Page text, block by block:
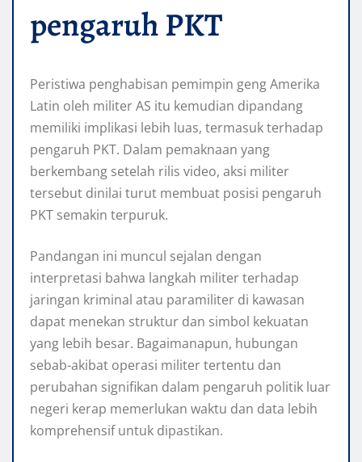
pengaruh PKT
Peristiwa penghabisan pemimpin geng Amerika
Latin oleh militer AS itu kemudian dipandang
memiliki implikasi lebih luas, termasuk terhadap
pengaruh PKT. Dalam pemaknaan yang
berkembang setelah rilis video, aksi militer
tersebut dinilai turut membuat posisi pengaruh
PKT semakin terpuruk.
Pandangan ini muncul sejalan dengan
interpretasi bahwa langkah militer terhadap
jaringan kriminal atau paramiliter di kawasan
dapat menekan struktur dan simbol kekuatan
yang lebih besar. Bagaimanapun, hubungan
sebab-akibat operasi militer tertentu dan
perubahan signifikan dalam pengaruh politik luar
negeri kerap memerlukan waktu dan data lebih
komprehensif untuk dipastikan.